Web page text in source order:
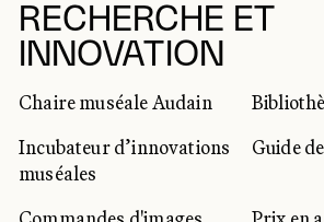
RECHERCHE ET
INNOVATION
Chaire muséale Audain
Incubateur d’innovations
muséales
Guide